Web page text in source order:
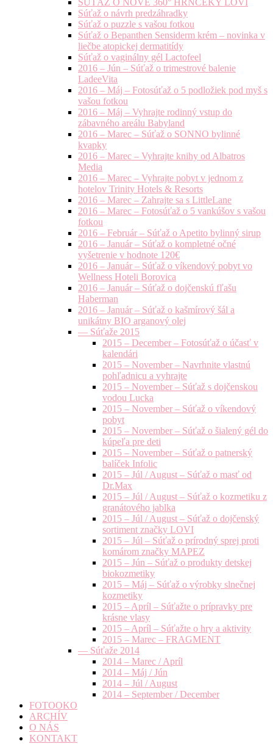
SÚŤAŽ O NOVÉ 360° HRNČEKY LOVI
Súťaž o návrh predzáhradky
Súťaž o puzzle s vašou fotkou
Súťaž o Bepanthen Sensiderm krém – novinka v
liečbe atopickej dermatitídy
Súťaž o vaginálny gél Lactofeel
2016 – Jún – Súťaž o trimestrové balenie
LadeeVita
2016 – Máj – Fotosúťaž o 5 podložiek pod myš s
vašou fotkou
2016 – Máj – Vyhrajte rodinný vstup do
zábavného areálu Babyland
2016 – Marec – Súťaž o SONNO bylinné
kvapky
2016 – Marec – Vyhrajte knihy od Albatros
Media
2016 – Marec – Vyhrajte pobyt v jednom z
hotelov Trinity Hotels & Resorts
2016 – Marec – Zahrajte sa s LittleLane
2016 – Marec – Fotosúťaž o 5 vankúšov s vašou
fotkou
2016 – Február – Súťaž o Apetito bylinný sirup
2016 – Január – Súťaž o kompletné očné
vyšetrenie v hodnote 120€
2016 – Január – Súťaž o víkendový pobyt vo
Wellness Hoteli Borovica
2016 – Január – Súťaž o dojčenskú fľašu
Haberman
2016 – Január – Súťaž o kašmírový šál a
unikátny BIO arganový olej
— Súťaže 2015
2015 – December – Fotosúťaž o účasť v
kalendári
2015 – November – Navrhnite vlastnú
pohľadnicu a vyhrajte
2015 – November – Súťaž s dojčenskou
vodou Lucka
2015 – November – Súťaž o víkendový
pobyt
2015 – November – Súťaž o šialený gél do
kúpeľa pre deti
2015 – November – Súťaž o patnerský
balíček Infolic
2015 – Júl / August – Súťaž o masť od
Dr.Max
2015 – Júl / August – Súťaž o kozmetiku z
granátového jablka
2015 – Júl / August – Súťaž o dojčenský
sortiment značky LOVI
2015 – Júl – Súťaž o prírodný sprej proti
komárom značky MAPEZ
2015 – Jún – Súťaž o produkty detskej
biokozmetiky
2015 – Máj – Súťaž o výrobky slnečnej
kozmetiky
2015 – Apríl – Súťažte o prípravky pre
krásne vlasy
2015 – Apríl – Súťažte o hry a aktivity
2015 – Marec – FRAGMENT
— Súťaže 2014
2014 – Marec / Apríl
2014 – Máj / Jún
2014 – Júl / August
2014 – September / December
FOTOOKO
ARCHÍV
O NÁS
KONTAKT